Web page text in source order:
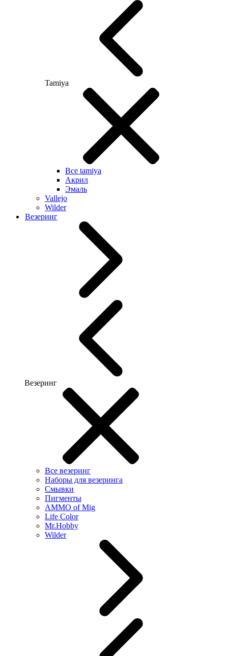
Tamiya
Все tamiya
Акрил
Эмаль
Vallejo
Wilder
Везеринг
Везеринг
Все везеринг
Наборы для везеринга
Смывки
Пигменты
AMMO of Mig
Life Color
Mr.Hobby
Wilder